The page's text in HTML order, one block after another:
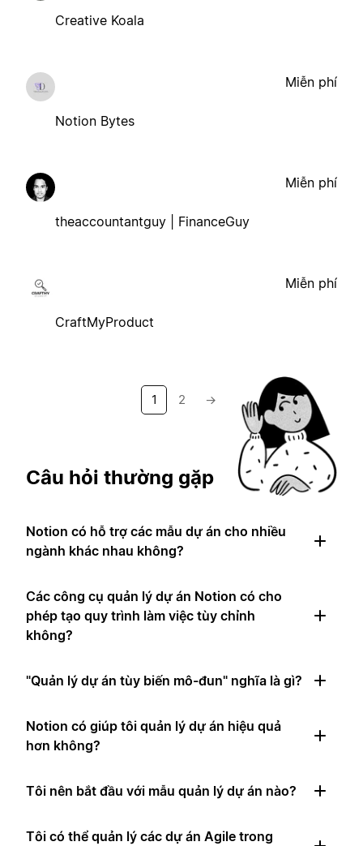
Creative Koala
Notion Bytes
Miễn phí
theaccountantguy | FinanceGuy
Miễn phí
CraftMyProduct
Miễn phí
1 2 →
Câu hỏi thường gặp
Notion có hỗ trợ các mẫu dự án cho nhiều
ngành khác nhau không?
Các công cụ quản lý dự án Notion có cho
phép tạo quy trình làm việc tùy chỉnh
không?
"Quản lý dự án tùy biến mô-đun" nghĩa là gì?
Notion có giúp tôi quản lý dự án hiệu quả
hơn không?
Tôi nên bắt đầu với mẫu quản lý dự án nào?
Tôi có thể quản lý các dự án Agile trong